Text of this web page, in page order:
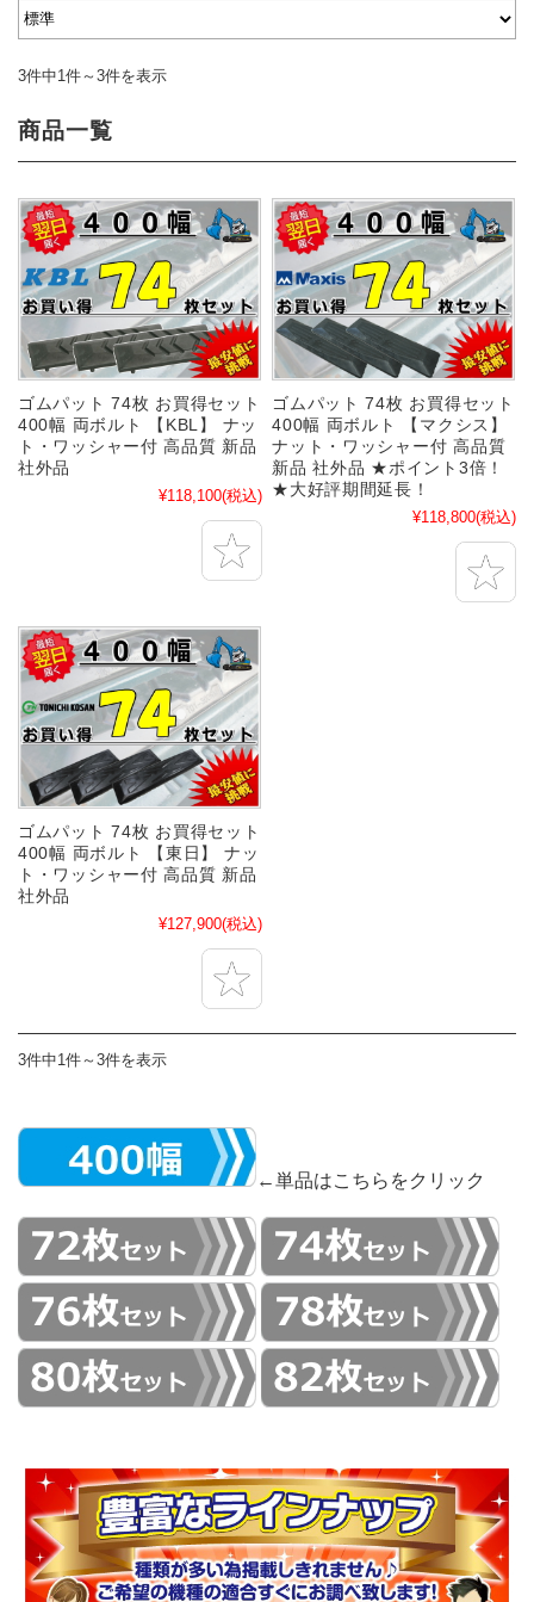
3件中1件～3件を表示
商品一覧
ゴムパット 74枚 お買得セット
400幅 両ボルト 【KBL】 ナッ
ト・ワッシャー付 高品質 新品
社外品
¥118,100(税込)
ゴムパット 74枚 お買得セット
400幅 両ボルト 【マクシス】
ナット・ワッシャー付 高品質
新品 社外品 ★ポイント3倍！
★大好評期間延長！
¥118,800(税込)
ゴムパット 74枚 お買得セット
400幅 両ボルト 【東日】 ナッ
ト・ワッシャー付 高品質 新品
社外品
¥127,900(税込)
3件中1件～3件を表示
←単品はこちらをクリック